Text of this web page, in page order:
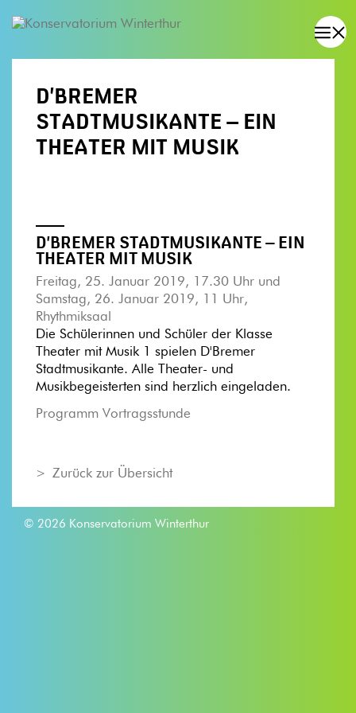
D’BREMER
STADTMUSIKANTE – EIN
THEATER MIT MUSIK
D’BREMER STADTMUSIKANTE – EIN
THEATER MIT MUSIK
Freitag, 25. Januar 2019, 17.30 Uhr und
Samstag, 26. Januar 2019, 11 Uhr,
Rhythmiksaal
Die Schülerinnen und Schüler der Klasse
Theater mit Musik 1 spielen D'Bremer
Stadtmusikante. Alle Theater- und
Musikbegeisterten sind herzlich eingeladen.
Programm Vortragsstunde
Zurück zur Übersicht
© 2026 Konservatorium Winterthur